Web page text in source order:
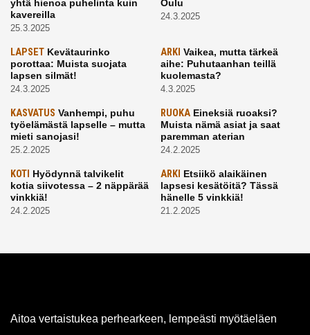
yhtä hienoa puhelinta kuin
kavereilla
25.3.2025
Oulu
24.3.2025
LAPSET Kevätaurinko
porottaa: Muista suojata
lapsen silmät!
24.3.2025
ARKI Vaikea, mutta tärkeä
aihe: Puhutaanhan teillä
kuolemasta?
4.3.2025
KASVATUS Vanhempi, puhu
työelämästä lapselle – mutta
mieti sanojasi!
25.2.2025
RUOKAEineksiä ruoaksi?
Muista nämä asiat ja saat
paremman aterian
24.2.2025
KOTI Hyödynnä talvikelit
kotia siivotessa – 2 näppärää
vinkkiä!
24.2.2025
ARKI Etsiikö alaikäinen
lapsesi kesätöitä? Tässä
hänelle 5 vinkkiä!
21.2.2025
Aitoa vertaistukea perhearkeen, lempeästi myötäeläen